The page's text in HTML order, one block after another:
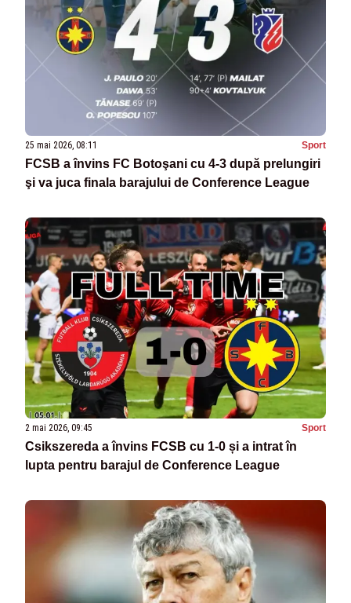
25 mai 2026, 08:11 Sport
FCSB a învins FC Botoşani cu 4-3 după prelungiri
şi va juca finala barajului de Conference League
2 mai 2026, 09:45 Sport
Csikszereda a învins FCSB cu 1-0 și a intrat în
lupta pentru barajul de Conference League